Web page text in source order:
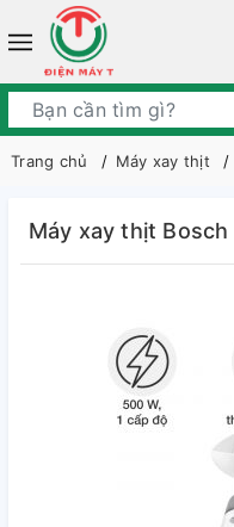
Trang chủ Máy xay thịt
Máy xay thịt